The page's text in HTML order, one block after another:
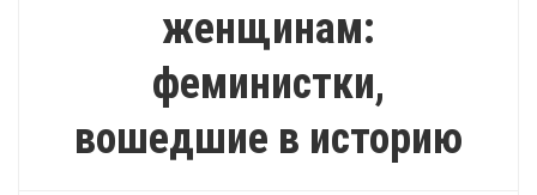
женщинам:
феминистки,
вошедшие в историю